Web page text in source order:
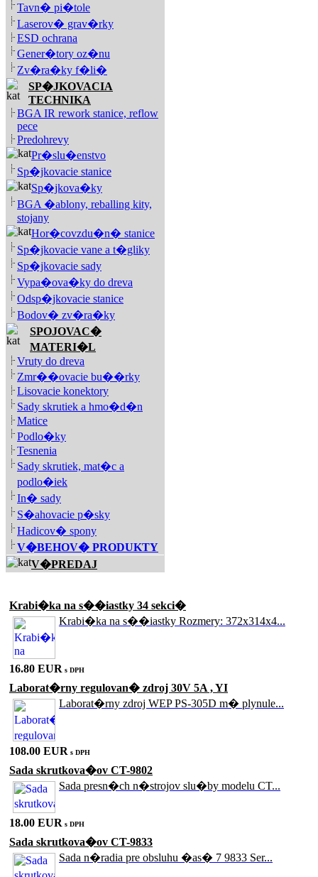
Tavn� pi�tole
Laserov� grav�rky
ESD ochrana
Gener�tory oz�nu
Zv�ra�ky f�li�
SP�JKOVACIA
TECHNIKA
BGA IR rework stanice, reflow
pece
Predohrevy
Pr�slu�enstvo
Sp�jkovacie stanice
Sp�jkova�ky
BGA �ablony, reballing kity,
stojany
Hor�covzdu�n� stanice
Sp�jkovacie vane a t�gliky
Sp�jkovacie sady
Vypa�ova�ky do dreva
Odsp�jkovacie stanice
Bodov� zv�ra�ky
SPOJOVAC�
MATERI�L
Vruty do dreva
Zmr��ovacie bu��rky
Lisovacie konektory
Sady skrutiek a hmo�d�n
Matice
Podlo�ky
Tesnenia
Sady skrutiek, mat�c a
podlo�iek
In� sady
S�ahovacie p�sky
Hadicov� spony
V�BEHOV� PRODUKTY
V�PREDAJ
Krabi�ka na s��iastky 34 sekci�
Krabi�ka na s��iastky Rozmery: 372x314x4...
16.80 EUR s DPH
Laborat�rny regulovan� zdroj 30V 5A , YI
Laborat�rny zdroj WEP PS-305D m� plynule...
108.00 EUR s DPH
Sada skrutkova�ov CT-9802
Sada presn�ch n�strojov slu�by modelu CT...
18.00 EUR s DPH
Sada skrutkova�ov CT-9833
Sada n�radia pre obsluhu �as� 7 9833 Ser...